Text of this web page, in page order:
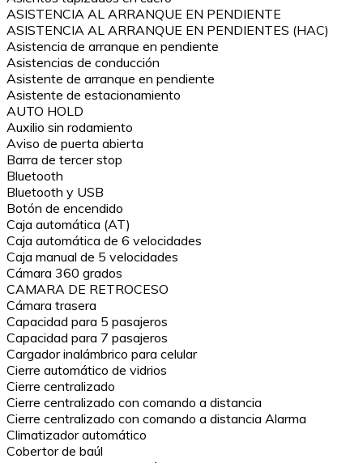
ASISTENCIA AL ARRANQUE EN PENDIENTE
ASISTENCIA AL ARRANQUE EN PENDIENTES (HAC)
Asistencia de arranque en pendiente
Asistencias de conducción
Asistente de arranque en pendiente
Asistente de estacionamiento
AUTO HOLD
Auxilio sin rodamiento
Aviso de puerta abierta
Barra de tercer stop
Bluetooth
Bluetooth y USB
Botón de encendido
Caja automática (AT)
Caja automática de 6 velocidades
Caja manual de 5 velocidades
Cámara 360 grados
CAMARA DE RETROCESO
Cámara trasera
Capacidad para 5 pasajeros
Capacidad para 7 pasajeros
Cargador inalámbrico para celular
Cierre automático de vidrios
Cierre centralizado
Cierre centralizado con comando a distancia
Cierre centralizado con comando a distancia Alarma
Climatizador automático
Cobertor de baúl